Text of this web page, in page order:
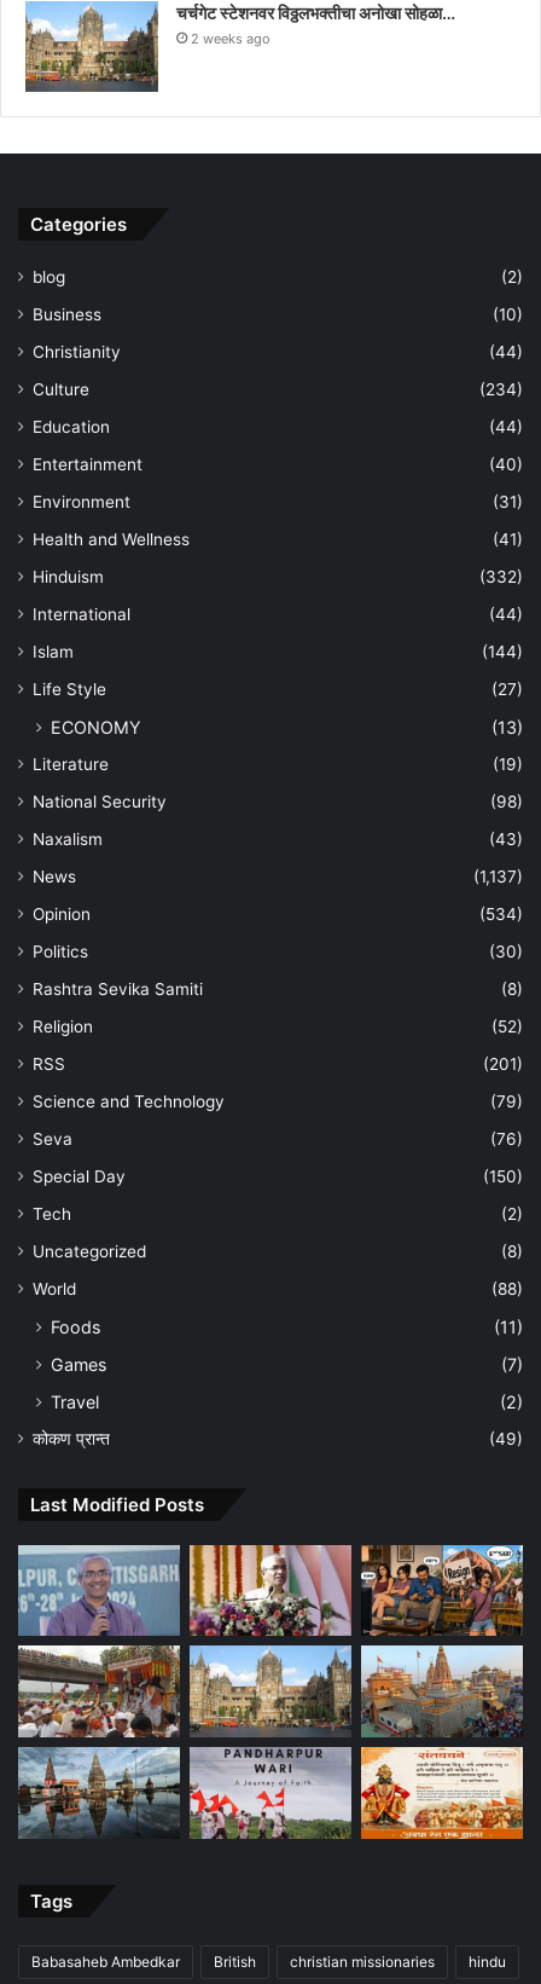
चर्चगेट स्टेशनवर विठ्ठलभक्तीचा अनोखा सोहळा…
2 weeks ago
Categories
blog
(2)
Business
(10)
Christianity
(44)
Culture
(234)
Education
(44)
Entertainment
(40)
Environment
(31)
Health and Wellness
(41)
Hinduism
(332)
International
(44)
Islam
(144)
Life Style
(27)
ECONOMY (13)
Literature
(19)
National Security
(98)
Naxalism
(43)
News
(1,137)
Opinion
(534)
Politics
(30)
Rashtra Sevika Samiti
(8)
Religion
(52)
RSS
(201)
Science and Technology
(79)
Seva
(76)
Special Day
(150)
Tech
(2)
Uncategorized
(8)
World
(88)
Foods
(11)
Games
(7)
Travel
(2)
कोकण प्रान्त (49)
Last Modified Posts
Tags
Babasaheb Ambedkar British christian missionaries hindu